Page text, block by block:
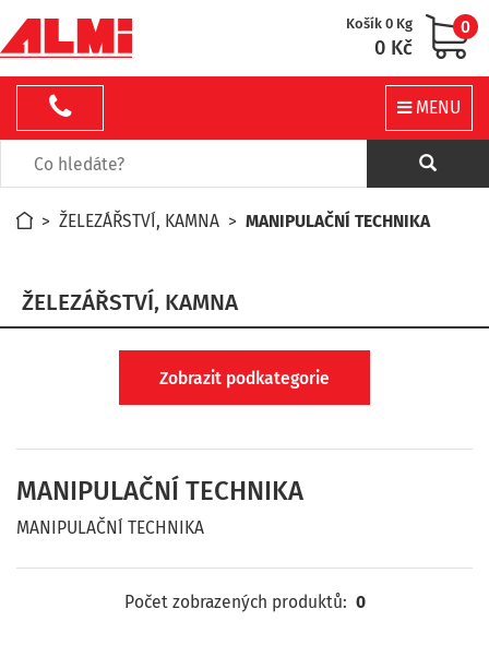
Košík 0 Kg
0 Kč
0
MENU
> ŽELEZÁŘSTVÍ, KAMNA > MANIPULAČNÍ TECHNIKA
ŽELEZÁŘSTVÍ, KAMNA
Zobrazit podkategorie
MANIPULAČNÍ TECHNIKA
MANIPULAČNÍ TECHNIKA
Počet zobrazených produktů: 0